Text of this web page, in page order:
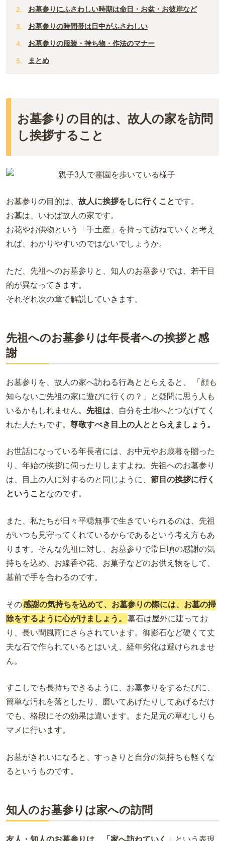
お墓参りにふさわしい時期は命日・お盆・お彼岸など
お墓参りの時間帯は日中がふさわしい
お墓参りの服装・持ち物・作法のマナー
まとめ
お墓参りの目的は、故人の家を訪問
し挨拶すること
お墓参りの目的は、 故人に挨拶をしに行くことです。
お墓は、いわば故人の家です。
お花やお供物という「手土産」を持って訪ねていくと考え
れば、わかりやすいのではないでしょうか。
ただ、先祖へのお墓参りと、知人のお墓参りでは、若干目
的が異なってきます。
それぞれ次の章で解説していきます。
先祖へのお墓参りは年長者への挨拶と感
謝
お墓参りを、故人の家へ訪ねる行為ととらえると、 「顔も
知らないご先祖の家に遊びに行くの？」と疑問に思う人も
いるかもしれません。 先祖は 、自分を土地へとつなげてく
れた人たちです。 尊敬すべき目上の人 ととらえましょう。
お世話になっている年長者には、お中元やお歳暮を贈った
り、年始の挨拶に伺ったりしますよね。先祖へのお墓参り
は、目上の人に対するのと同じように、 節目の挨拶に行く
ということなのです。
また、私たちが日々平穏無事で生きていられるのは、先祖
がいつも見守ってくれているからであるという考え方もあ
ります。そんな先祖に対し、お墓参りで常日頃の感謝の気
持ちを込め、お線香や花、お菓子などのお供え物をして、
墓前で手を合わるのです。
その感謝の気持ちを込めて、お墓参りの際には、お墓の掃
除をするように心がけましょう。
墓石は屋外に建ってお
り、長い間風雨にさらされています。御影石など硬くて丈
夫な石で作られているとはいえ、経年劣化は避けられませ
ん。
すこしでも長持ちできるように、お墓参りをするたびに、
簡単な汚れを落としたり、磨いてあげたりしてあげるだけ
でも、格段にその効果は違います。また足元の草むしりも
マメに行います。
お墓がきれいになると、すっきりと自分の気持ちも軽くな
るというものです。
知人のお墓参りは家への訪問
友人・知人のお墓参りは、「家へ訪ねていく」 という表現